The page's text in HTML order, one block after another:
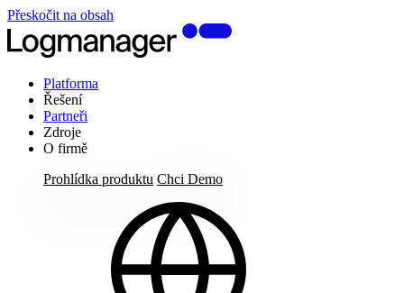
Přeskočit na obsah
Platforma
Řešení
Partneři
Zdroje
O firmě
Prohlídka produktu Chci Demo